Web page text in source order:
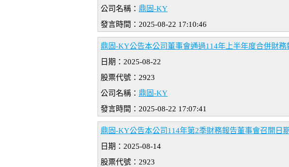
公司名稱： 鼎固-KY
發言時間：2025-08-22 17:10:46
鼎固-KY公告本公司董事會通過114年上半年度合併財務
日期：2025-08-22
股票代號：2923
公司名稱： 鼎固-KY
發言時間：2025-08-22 17:07:41
鼎固-KY公告本公司114年第2季財務報告董事會召開日期
日期：2025-08-14
股票代號：2923